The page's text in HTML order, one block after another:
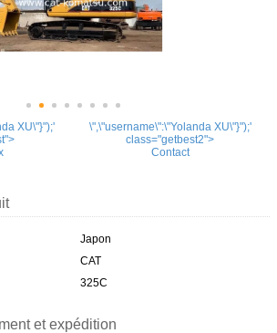
XU\"}");'
\",\"username\":\"Yolanda XU\"}");'
class="getbest2">
Contact
Japon
CAT
325C
et expédition